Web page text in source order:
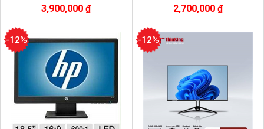
3,900,000 ₫
game, nhìn lâu không mỏi mắt
2,700,000 ₫
-12% -12%